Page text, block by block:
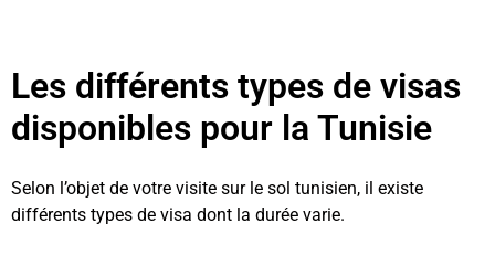
Les différents types de visas
disponibles pour la Tunisie
Selon l’objet de votre visite sur le sol tunisien, il existe
différents types de visa dont la durée varie.